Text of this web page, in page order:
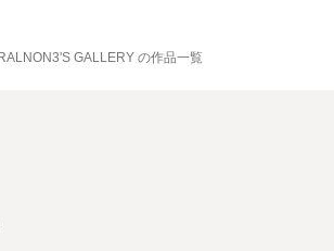
GALLERY の作品一覧